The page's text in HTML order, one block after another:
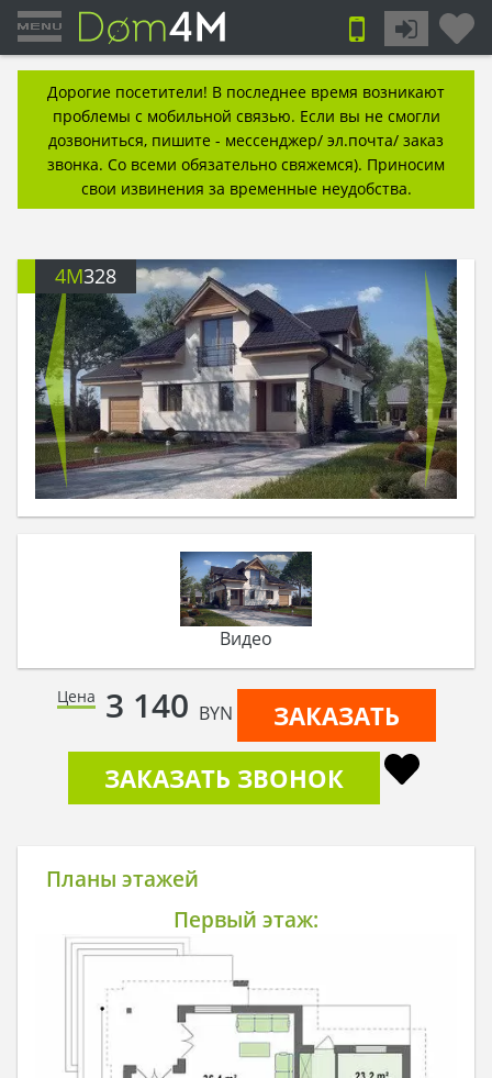
Дорогие посетители! В последнее время возникают
проблемы с мобильной связью. Если вы не смогли
дозвониться, пишите - мессенджер/ эл.почта/ заказ
звонка. Со всеми обязательно свяжемся). Приносим
свои извинения за временные неудобства.
4M328
Видео
Цена 3 140 BYN
ЗАКАЗАТЬ
ЗАКАЗАТЬ ЗВОНОК
Планы этажей
Первый этаж: